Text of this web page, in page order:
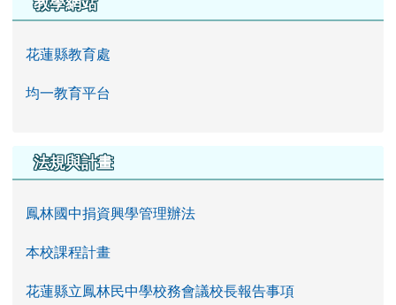
花蓮縣教育處
均一教育平台
法規與計畫
鳳林國中捐資興學管理辦法
本校課程計畫
花蓮縣立鳳林民中學校務會議校長報告事項